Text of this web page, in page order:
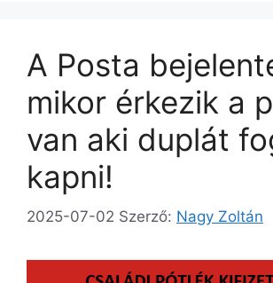
A Posta
mikor érkezik a
van aki duplát
kapni!
2025-07-02 Szerző: Nagy Zoltán